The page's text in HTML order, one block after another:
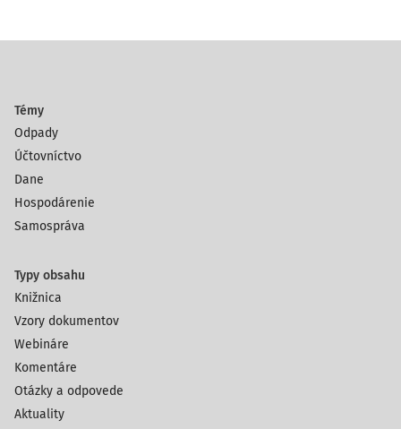
Témy
Odpady
Účtovníctvo
Dane
Hospodárenie
Samospráva
Typy obsahu
Knižnica
Vzory dokumentov
Webináre
Komentáre
Otázky a odpovede
Aktuality